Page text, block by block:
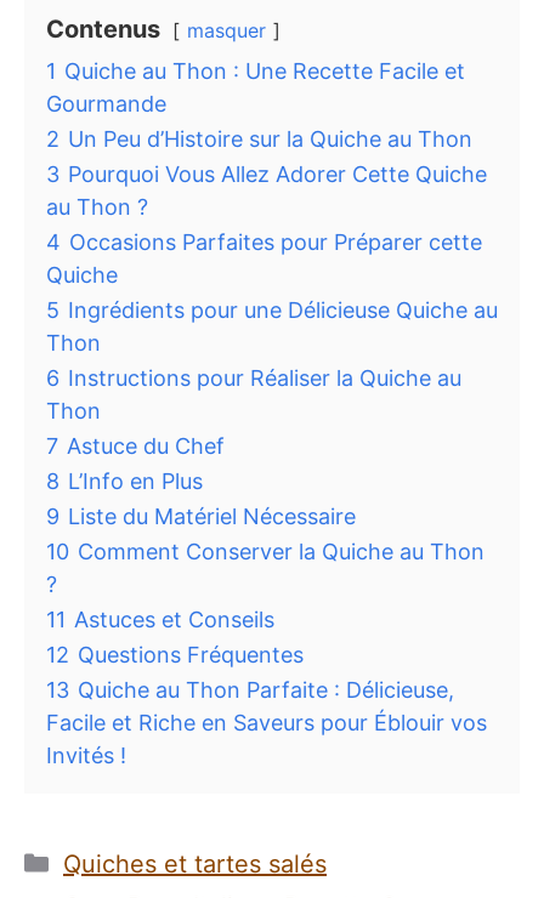
Contenus masquer
1 Quiche au Thon : Une Recette Facile et
Gourmande
2 Un Peu d’Histoire sur la Quiche au Thon
3 Pourquoi Vous Allez Adorer Cette Quiche
au Thon ?
4 Occasions Parfaites pour Préparer cette
Quiche
5 Ingrédients pour une Délicieuse Quiche au
Thon
6 Instructions pour Réaliser la Quiche au
Thon
7 Astuce du Chef
8 L’Info en Plus
9 Liste du Matériel Nécessaire
10 Comment Conserver la Quiche au Thon
?
11 Astuces et Conseils
12 Questions Fréquentes
13 Quiche au Thon Parfaite : Délicieuse,
Facile et Riche en Saveurs pour Éblouir vos
Invités !
Catégories
Quiches et tartes salés